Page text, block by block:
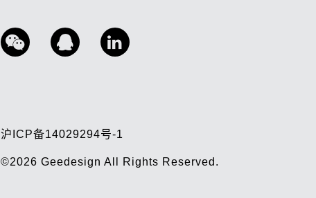
沪ICP备14029294号-1
©2026GeedesignAll Rights Reserved.